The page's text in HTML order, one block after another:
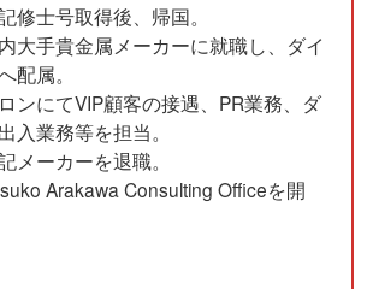
士号取得後、帰国。
属メーカーに就職し、ダイ
配属。
顧客の接遇、PR業務、ダ
入業務等を担当。
ーカーを退職。
Arakawa Consulting Officeを開